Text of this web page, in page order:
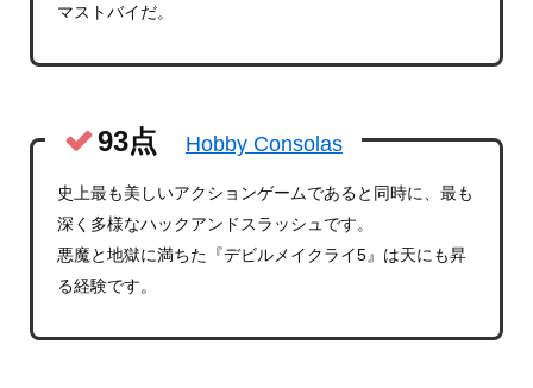
マストバイだ。
93点 Hobby Consolas
史上最も美しいアクションゲームであると同時に、最も
深く多様なハックアンドスラッシュです。
悪魔と地獄に満ちた『デビルメイクライ5』は天にも昇
る経験です。